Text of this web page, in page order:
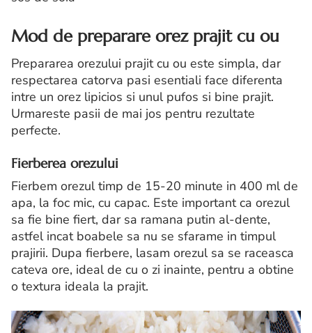
Mod de preparare orez prajit cu ou
Prepararea orezului prajit cu ou este simpla, dar
respectarea catorva pasi esentiali face diferenta
intre un orez lipicios si unul pufos si bine prajit.
Urmareste pasii de mai jos pentru rezultate
perfecte.
Fierberea orezului
Fierbem orezul timp de 15-20 minute in 400 ml de
apa, la foc mic, cu capac. Este important ca orezul
sa fie bine fiert, dar sa ramana putin al-dente,
astfel incat boabele sa nu se sfarame in timpul
prajirii. Dupa fierbere, lasam orezul sa se raceasca
cateva ore, ideal de cu o zi inainte, pentru a obtine
o textura ideala la prajit.